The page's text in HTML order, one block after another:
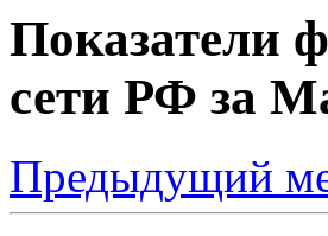
Показатели
сети РФ за
Предыдущий